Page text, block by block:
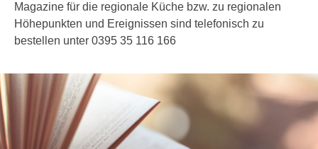
Magazine für die regionale Küche bzw. zu regionalen
Höhepunkten und Ereignissen sind telefonisch zu
bestellen unter 0395 35 116 166